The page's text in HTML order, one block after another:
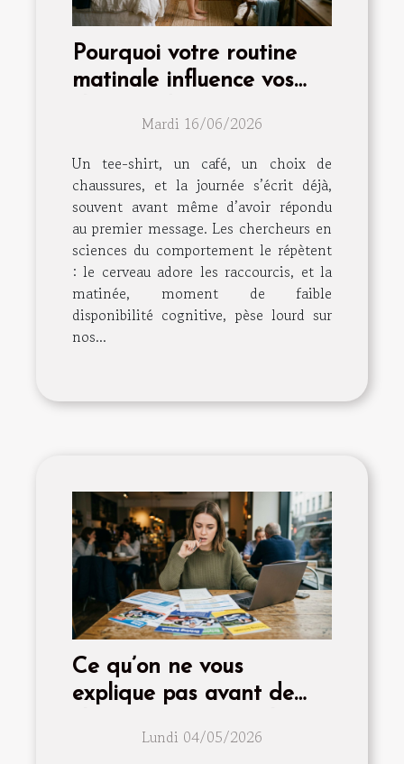
Pourquoi votre routine
matinale influence vos
Mardi 16/06/2026
Un tee-shirt, un café, un choix de
chaussures, et la journée s’écrit déjà,
souvent avant même d’avoir répondu
au premier message. Les chercheurs en
sciences du comportement le répètent
: le cerveau adore les raccourcis, et la
matinée, moment de faible
disponibilité cognitive, pèse lourd sur
nos...
Ce qu’on ne vous
explique pas avant de
Lundi 04/05/2026